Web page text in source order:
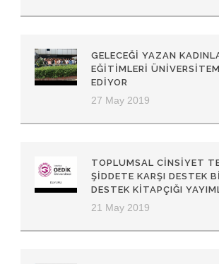
GELECEĞI YAZAN
EĞITIMLERI
EDIYOR
27 May 2019
TOPLUMSAL CINSIYET
ŞIDDETE KARŞI DESTEK
DESTEK KITAPÇIĞI
21 May 2019